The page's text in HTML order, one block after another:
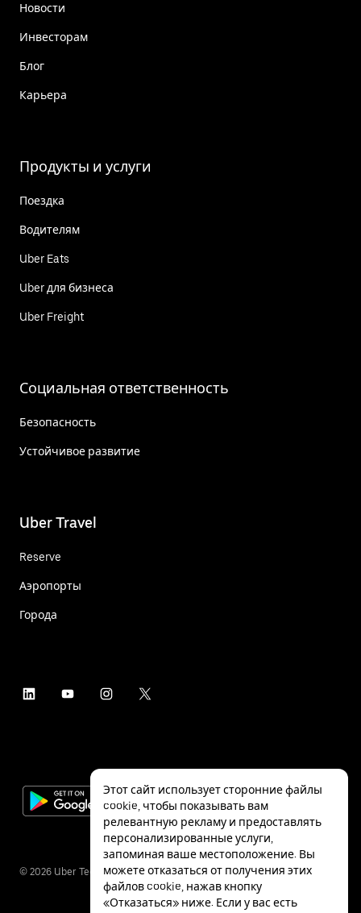
Новости
Инвесторам
Блог
Карьера
Продукты и услуги
Поездка
Водителям
Uber Eats
Uber для бизнеса
Uber Freight
Социальная ответственность
Безопасность
Устойчивое развитие
Uber Travel
Reserve
Аэропорты
Города
© 2026 Uber Technologies Inc.
Этот сайт использует сторонние файлы
cookie, чтобы показывать вам
релевантную рекламу и предоставлять
персонализированные услуги,
запоминая ваше местоположение. Вы
можете отказаться от получения этих
файлов cookie, нажав кнопку
«Отказаться» ниже. Если у вас есть